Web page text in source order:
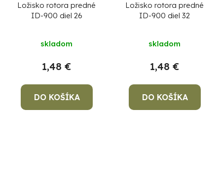
Ložisko rotora predné
ID-900 diel 26
skladom
1,48 €
DO KOŠÍKA
Ložisko rotora predné
ID-900 diel 32
skladom
1,48 €
DO KOŠÍKA